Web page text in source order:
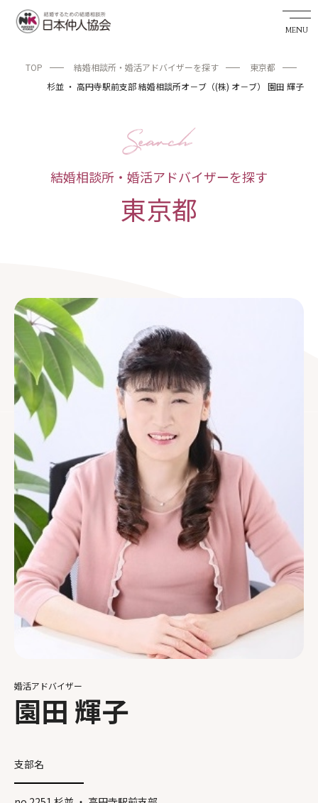
婚活希望者サイト TOP
お知らせ
私たちの実績
成婚までの流れ
日本仲人協会が選ばれる理由
料金について
成婚者の声
よくあるご質問
TOP 結婚相談所・婚活アドバイザーを探す
東京都
杉並 ・ 高円寺駅前支部 結婚相談所オ－ブ（(株) オ－ブ） 園田 輝子
結婚相談所・婚活アドバイザーを探す
東京都
婚活アドバイザー
園田 輝子
支部名